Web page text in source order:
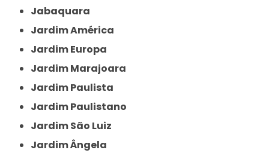
Jabaquara
Jardim América
Jardim Europa
Jardim Marajoara
Jardim Paulista
Jardim Paulistano
Jardim São Luiz
Jardim Ângela